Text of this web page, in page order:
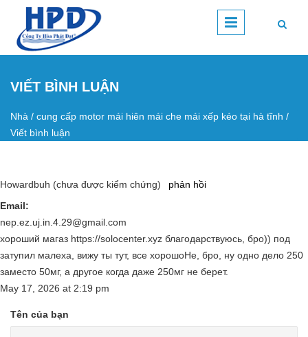
Nhảy đến nội dung
VIẾT BÌNH LUẬN
Bạn đang ở đây
Nhà / cung cấp motor mái hiên mái che mái xếp kéo tại hà tĩnh /
Viết bình luận
Howardbuh (chưa được kiểm chứng)
phản hồi
Email:
nep.ez.uj.in.4.29@gmail.com
хороший магаз https://solocenter.xyz благодарствуюсь, бро)) под
затупил малеха, вижу ты тут, все хорошоНе, бро, ну одно дело 250
заместо 50мг, а другое когда даже 250мг не берет.
May 17, 2026 at 2:19 pm
Tên của bạn